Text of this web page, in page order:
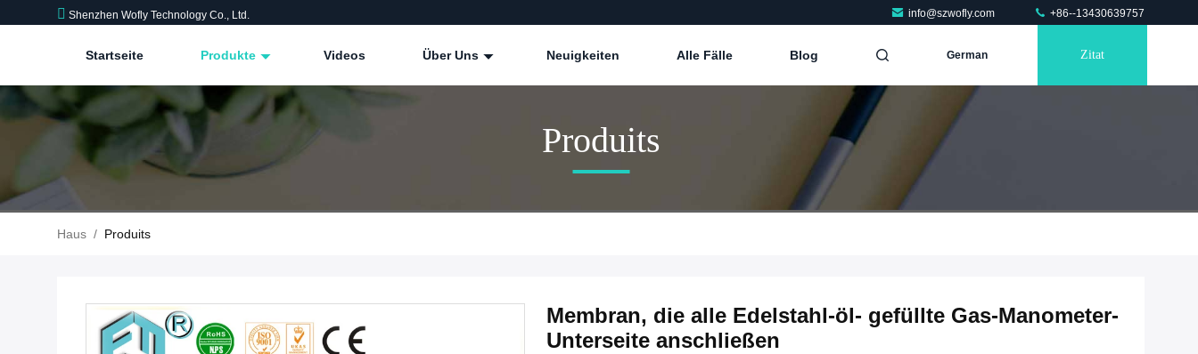
Shenzhen Wofly Technology Co., Ltd. info@szwofly.com +86--13430639757
Startseite Produkte Videos Über Uns Neuigkeiten Alle Fälle Blog German Zitat
Produits
Haus / Produits
Membran, die alle Edelstahl-öl- gefüllte Gas-Manometer-
Unterseite anschließen